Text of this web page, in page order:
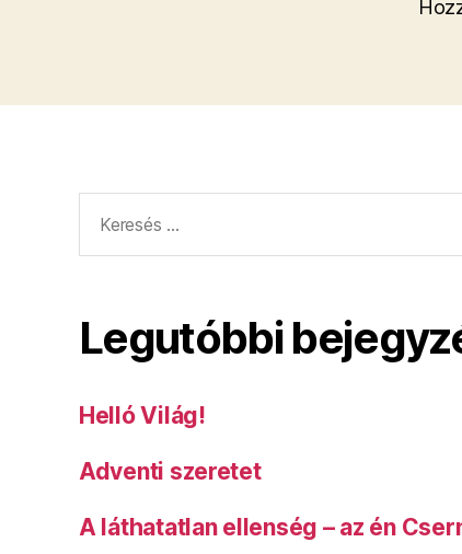
Legutóbbi
Helló Világ!
Adventi szeretet
A láthatatlan ellenség – az én